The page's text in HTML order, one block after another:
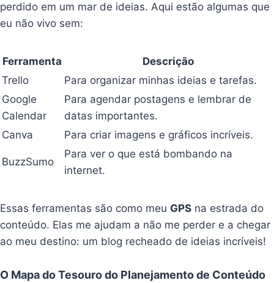
perdido em um mar de ideias. Aqui estão algumas que
eu não vivo sem:
Ferramenta
Descrição
Trello
Para organizar minhas ideias e tarefas.
Google
Calendar
Para agendar postagens e lembrar de
datas importantes.
Canva
Para criar imagens e gráficos incríveis.
BuzzSumo
Para ver o que está bombando na
internet.
Essas ferramentas são como meu GPS na estrada do
conteúdo. Elas me ajudam a não me perder e a chegar
ao meu destino: um blog recheado de ideias incríveis!
O Mapa do Tesouro do Planejamento de Conteúdo